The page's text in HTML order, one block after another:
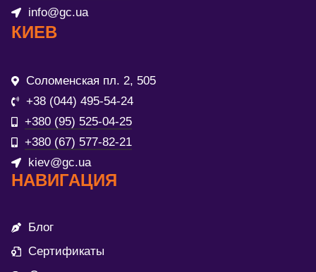
info@gc.ua
КИЕВ
Соломенская пл. 2, 505
+38 (044) 495-54-24
+380 (95) 525-04-25
+380 (67) 577-82-21
kiev@gc.ua
НАВИГАЦИЯ
Блог
Сертификаты